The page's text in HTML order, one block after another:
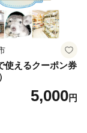
使えるクーポン券
5,000円